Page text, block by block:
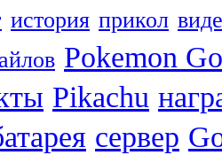
история прикол
Pokemon Go
Pikachu
сервер